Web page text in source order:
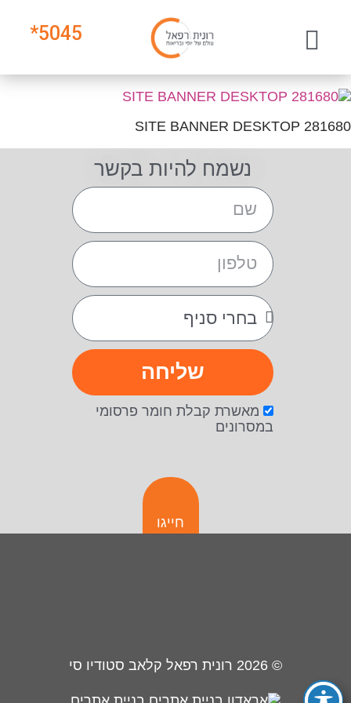
5045
*
281680 SITE BANNER DESKTOP
נשמח להיות בקשר
מאשרת קבלת חומר פרסומי
במסרונים
שליחה
חייגו
© 2026 רונית רפאל קלאב סטודיו סי